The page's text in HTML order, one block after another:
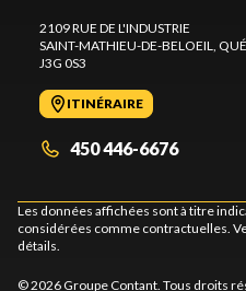
2109 RUE DE L'INDUSTRIE
SAINT-MATHIEU-DE-BELOEIL
,
J3G 0S3
ITINÉRAIRE
450 446-6676
Les données affichées sont à titre
considérées comme contractuelles.
détails.
© 2026 Groupe Contant. Tous droits